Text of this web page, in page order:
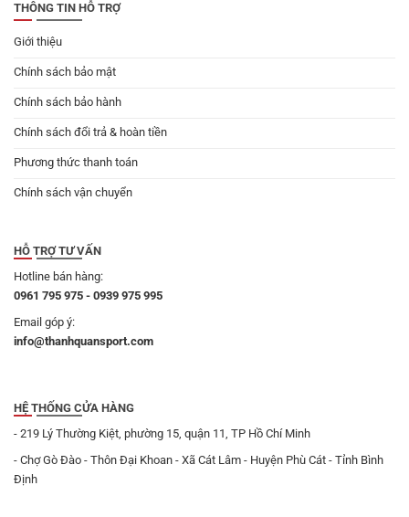
THÔNG TIN HỖ TRỢ
Giới thiệu
Chính sách bảo mật
Chính sách bảo hành
Chính sách đổi trả & hoàn tiền
Phương thức thanh toán
Chính sách vận chuyển
HỖ TRỢ TƯ VẤN
Hotline bán hàng:
0961 795 975 - 0939 975 995
Email góp ý:
info@thanhquansport.com
HỆ THỐNG CỬA HÀNG
- 219 Lý Thường Kiệt, phường 15, quận 11, TP Hồ Chí Minh
- Chợ Gò Đào - Thôn Đại Khoan - Xã Cát Lâm - Huyện Phù Cát - Tỉnh Bình
Định